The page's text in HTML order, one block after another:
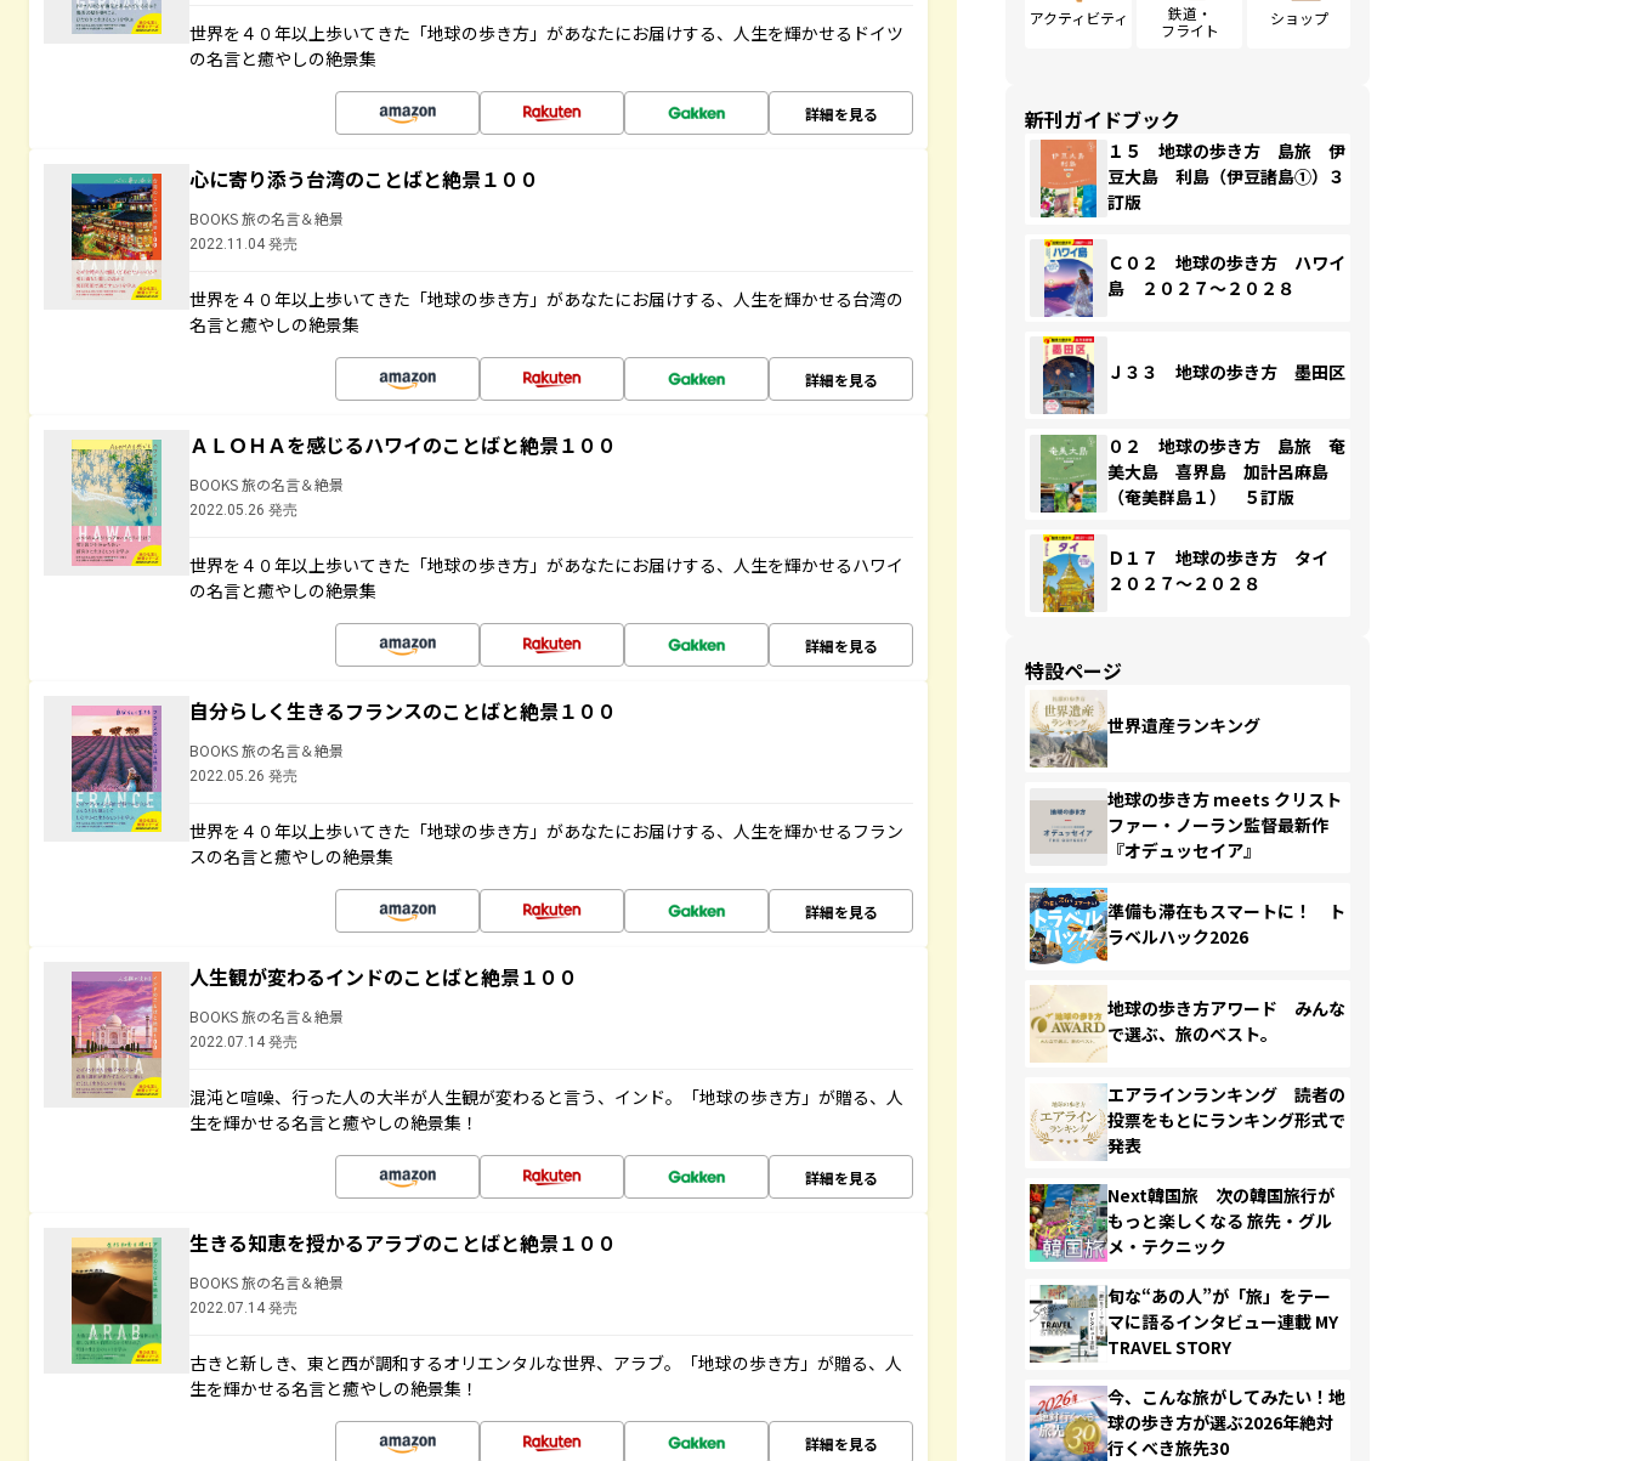
世界を４０年以上歩いてきた「地球の歩き方」があなたにお届けする、人生を輝かせるドイツ
の名言と癒やしの絶景集
詳細を見る
心に寄り添う台湾のことばと絶景１００
BOOKS 旅の名言＆絶景
2022.11.04 発売
世界を４０年以上歩いてきた「地球の歩き方」があなたにお届けする、人生を輝かせる台湾の
名言と癒やしの絶景集
詳細を見る
ＡＬＯＨＡを感じるハワイのことばと絶景１００
BOOKS 旅の名言＆絶景
2022.05.26 発売
世界を４０年以上歩いてきた「地球の歩き方」があなたにお届けする、人生を輝かせるハワイ
の名言と癒やしの絶景集
詳細を見る
自分らしく生きるフランスのことばと絶景１００
BOOKS 旅の名言＆絶景
2022.05.26 発売
世界を４０年以上歩いてきた「地球の歩き方」があなたにお届けする、人生を輝かせるフラン
スの名言と癒やしの絶景集
詳細を見る
人生観が変わるインドのことばと絶景１００
BOOKS 旅の名言＆絶景
2022.07.14 発売
混沌と喧噪、行った人の大半が人生観が変わると言う、インド。「地球の歩き方」が贈る、人
生を輝かせる名言と癒やしの絶景集！
詳細を見る
生きる知恵を授かるアラブのことばと絶景１００
BOOKS 旅の名言＆絶景
2022.07.14 発売
古きと新しき、東と西が調和するオリエンタルな世界、アラブ。「地球の歩き方」が贈る、人
生を輝かせる名言と癒やしの絶景集！
詳細を見る
アクティビティ
鉄道・
フライト
ショップ
新刊ガイドブック
１５ 地球の歩き方 島旅 伊
豆大島 利島（伊豆諸島①）３
訂版
Ｃ０２ 地球の歩き方 ハワイ
島 ２０２７～２０２８
Ｊ３３ 地球の歩き方 墨田区
０２ 地球の歩き方 島旅 奄
美大島 喜界島 加計呂麻島
（奄美群島１） ５訂版
Ｄ１７ 地球の歩き方 タイ
２０２７～２０２８
特設ページ
世界遺産ランキング
地球の歩き方 meets クリスト
ファー・ノーラン監督最新作
『オデュッセイア』
準備も滞在もスマートに！ ト
ラベルハック2026
地球の歩き方アワード みんな
で選ぶ、旅のベスト。
エアラインランキング 読者の
投票をもとにランキング形式で
発表
Next韓国旅 次の韓国旅行が
もっと楽しくなる 旅先・グル
メ・テクニック
旬な“あの人”が「旅」をテー
マに語るインタビュー連載 MY
TRAVEL STORY
今、こんな旅がしてみたい！地
球の歩き方が選ぶ2026年絶対
行くべき旅先30